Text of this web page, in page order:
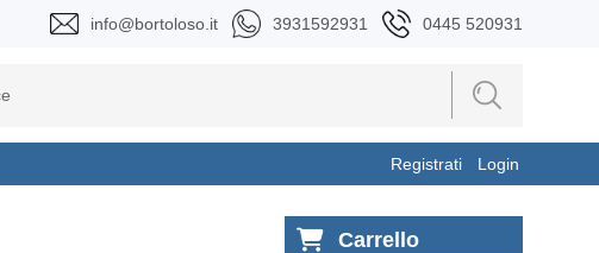
info@bortoloso.it 3931592931 0445 520931
Registrati Login
Carrello